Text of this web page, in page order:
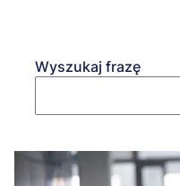
Wyszukaj frazę